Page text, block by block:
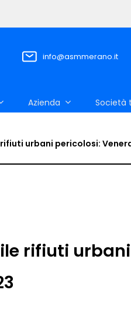
info@asmmerano.it
Azienda Società
urbani pericolosi:
rifiuti